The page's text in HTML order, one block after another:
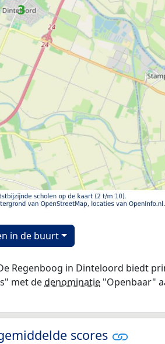
in de buurt
Regenboog in Dinteloord biedt
met dedenominatie "Openbaar"
scores